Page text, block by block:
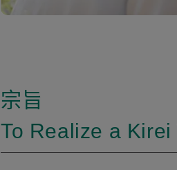
宗旨
To Realize a